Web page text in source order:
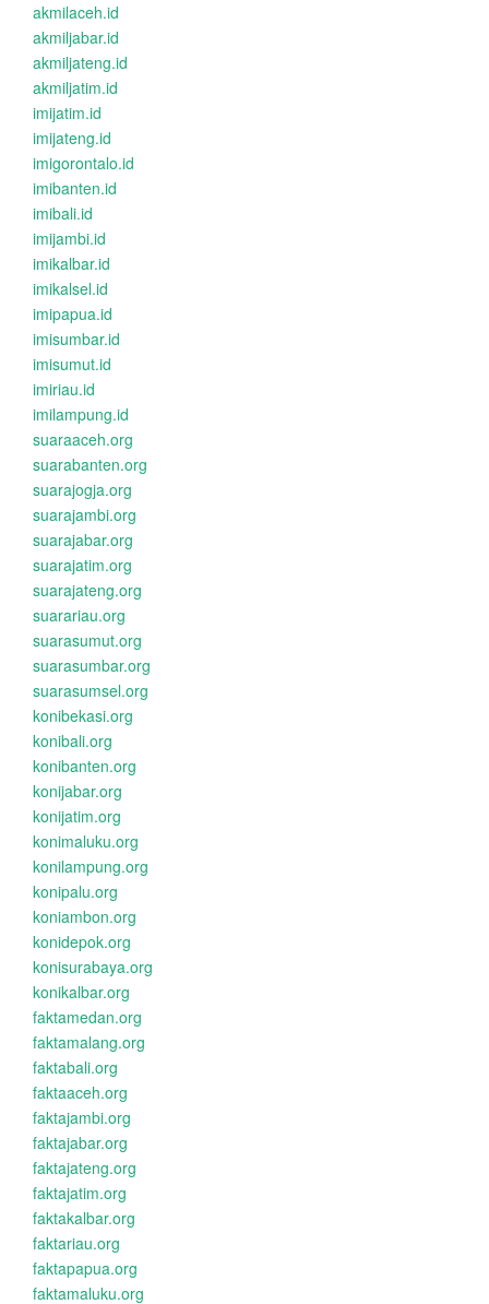
akmilaceh.id
akmiljabar.id
akmiljateng.id
akmiljatim.id
imijatim.id
imijateng.id
imigorontalo.id
imibanten.id
imibali.id
imijambi.id
imikalbar.id
imikalsel.id
imipapua.id
imisumbar.id
imisumut.id
imiriau.id
imilampung.id
suaraaceh.org
suarabanten.org
suarajogja.org
suarajambi.org
suarajabar.org
suarajatim.org
suarajateng.org
suarariau.org
suarasumut.org
suarasumbar.org
suarasumsel.org
konibekasi.org
konibali.org
konibanten.org
konijabar.org
konijatim.org
konimaluku.org
konilampung.org
konipalu.org
koniambon.org
konidepok.org
konisurabaya.org
konikalbar.org
faktamedan.org
faktamalang.org
faktabali.org
faktaaceh.org
faktajambi.org
faktajabar.org
faktajateng.org
faktajatim.org
faktakalbar.org
faktariau.org
faktapapua.org
faktamaluku.org